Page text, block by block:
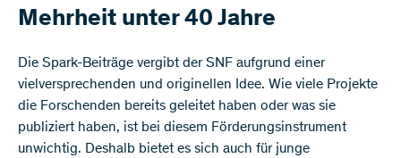
Mehrheit unter 40 Jahre
Die Spark-Beiträge vergibt der SNF aufgrund einer
vielversprechenden und originellen Idee. Wie viele Projekte
die Forschenden bereits geleitet haben oder was sie
publiziert haben, ist bei diesem Förderungsinstrument
unwichtig. Deshalb bietet es sich auch für junge